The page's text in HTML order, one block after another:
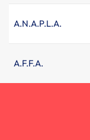
A.N.A.P.L.A.
A.F.F.A.